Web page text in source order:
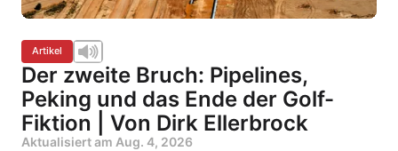
Artikel
Der zweite Bruch: Pipelines,
Peking und das Ende der Golf-
Fiktion | Von Dirk Ellerbrock
Aktualisiert am Aug. 4, 2026